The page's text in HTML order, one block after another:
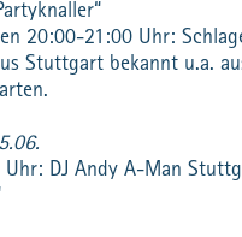
20:00-21:00 Uhr:
Stuttgart bekannt u.a.
Uhr: DJ Andy A-Man